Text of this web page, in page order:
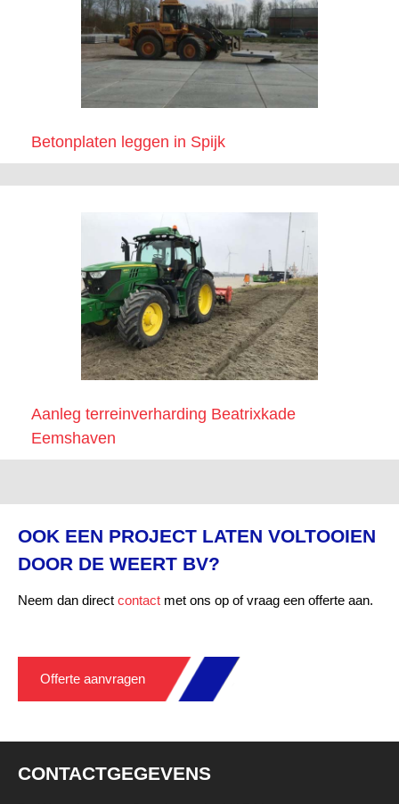
Betonplaten leggen in Spijk
Aanleg terreinverharding Beatrixkade
Eemshaven
OOK EEN PROJECT LATEN VOLTOOIEN
DOOR DE WEERT BV?
Neem dan direct contact met ons op of vraag een offerte aan.
Offerte aanvragen
CONTACTGEGEVENS